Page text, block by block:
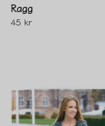
Ragg
45 kr